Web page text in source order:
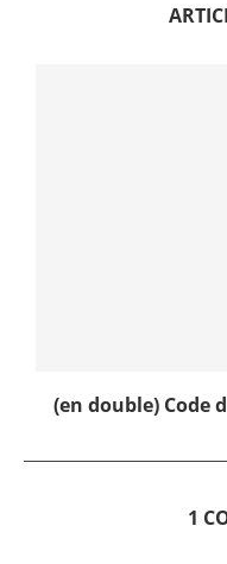
(en double) Code
1